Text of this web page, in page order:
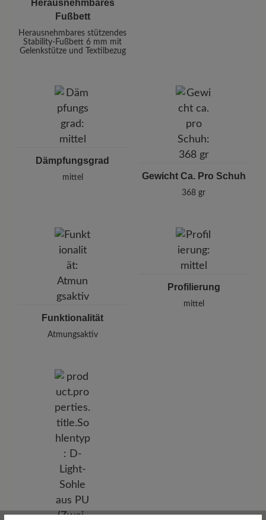
Herausnehmbares
Fußbett
Herausnehmbares stützendes
Stability-Fußbett 6 mm mit
Gelenkstütze und Textilbezug
Dämpfungsgrad
mittel Gewicht Ca. Pro Schuh
368 gr
Funktionalität
Atmungsaktiv
Profilierung
mittel